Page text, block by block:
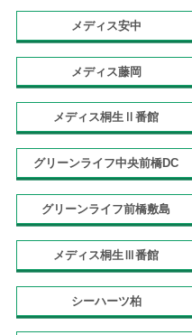
メディス安中
メディス藤岡
メディス桐生Ⅱ番館
グリーンライフ中央前橋DC
グリーンライフ前橋敷島
メディス桐生Ⅲ番館
シーハーツ柏